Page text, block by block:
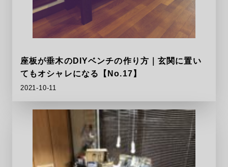
座板が垂木のDIYベンチの作り方｜玄関に置い
てもオシャレになる【No.17】
2021-10-11